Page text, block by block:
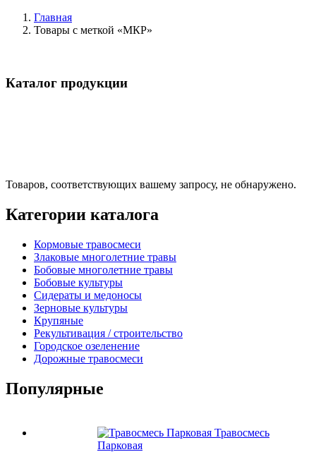
Главная
Товары с меткой «МКР»
Каталог продукции
Товаров, соответствующих вашему запросу, не обнаружено.
Категории каталога
Кормовые травосмеси
Злаковые многолетние травы
Бобовые многолетние травы
Бобовые культуры
Сидераты и медоносы
Зерновые культуры
Крупяные
Рекультивация / строительство
Городское озеленение
Дорожные травосмеси
Популярные
Травосмесь
Парковая